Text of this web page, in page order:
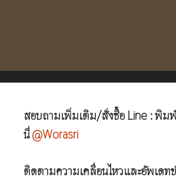
สอบถามเพิ่มเติม/สั่งซื้อ Line : พิม
นี่@Worasri
ติดตามความเคลื่อนไหวและอัพเดท